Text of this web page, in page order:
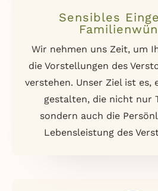
Sensibles
Wir nehmen uns Zeit, um
die Vorstellungen des
verstehen. Unser Ziel ist es,
gestalten, die nicht nur
sondern auch die
Lebensleistung des